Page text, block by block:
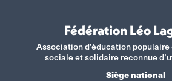
Fédération Léo
Association d'éducation
sociale et solidaire reconnue
Siège national